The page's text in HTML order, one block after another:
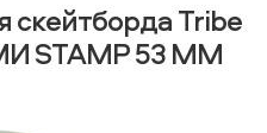
скейтборда Tribe
53 MM